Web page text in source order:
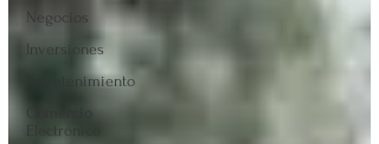
Negocios
Inversiones
Entretenimiento
Comercio
Electrónico